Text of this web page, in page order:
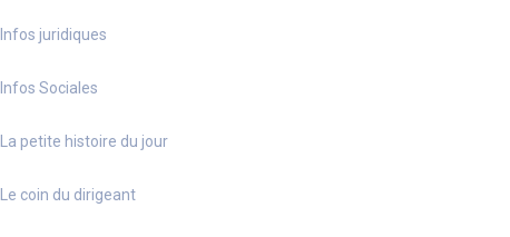
Infos juridiques
Infos Sociales
La petite histoire du jour
Le coin du dirigeant